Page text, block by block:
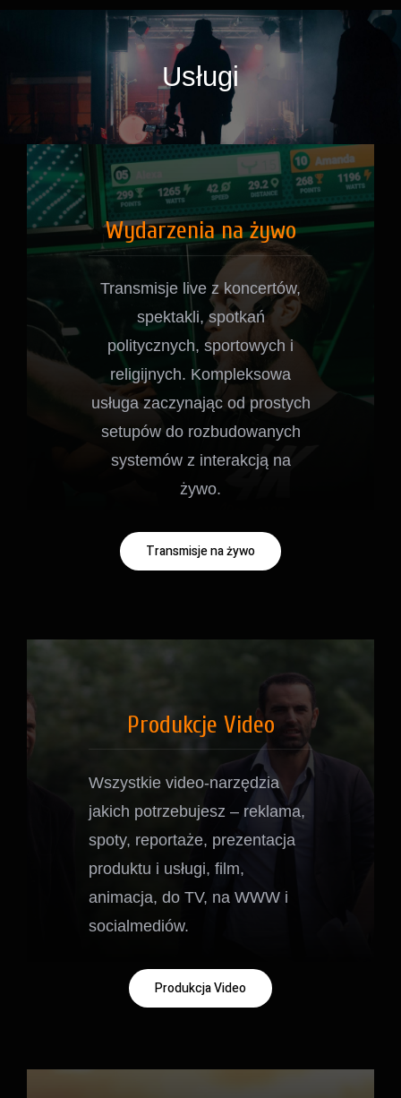
Usługi
Wydarzenia na żywo
Transmisje live z koncertów,
spektakli, spotkań
politycznych, sportowych i
religijnych. Kompleksowa
usługa zaczynając od prostych
setupów do rozbudowanych
systemów z interakcją na
żywo.
Transmisje na żywo
Produkcje Video
Wszystkie video-narzędzia
jakich potrzebujesz – reklama,
spoty, reportaże, prezentacja
produktu i usługi, film,
animacja, do TV, na WWW i
socialmediów.
Produkcja Video